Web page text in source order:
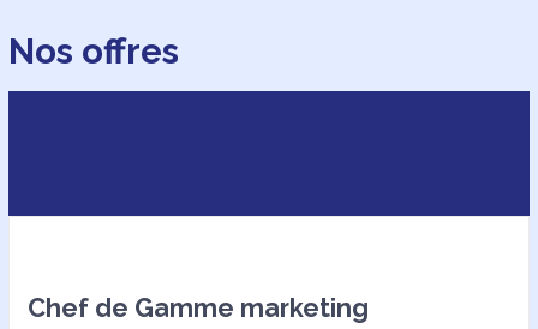
Nos offres
Chef de Gamme marketing